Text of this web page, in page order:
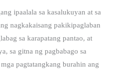
ipaalala sa kasalukuyan at sa
nagkakaisang pakikipaglaban
sa karapatang pantao, at
sa gitna ng pagbabago sa
pagtatangkang burahin ang